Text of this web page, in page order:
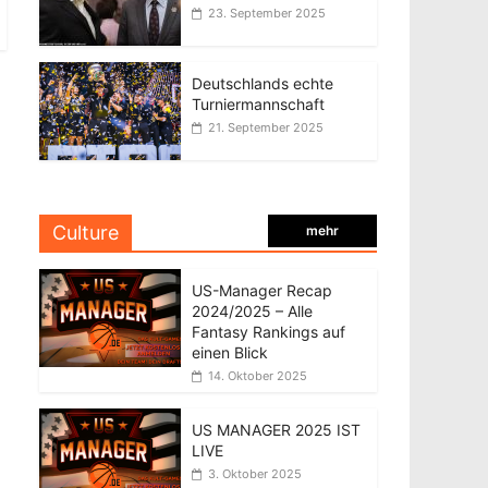
23. September 2025
Deutschlands echte
Turniermannschaft
21. September 2025
Culture mehr
US-Manager Recap
2024/2025 – Alle
Fantasy Rankings auf
einen Blick
14. Oktober 2025
US MANAGER 2025 IST
LIVE
3. Oktober 2025